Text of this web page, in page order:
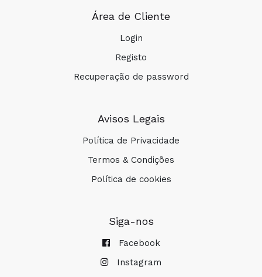
Área de Cliente
Login
Registo
Recuperação de password
Avisos Legais
Política de Privacidade
Termos & Condições
Política de cookies
Siga-nos
Facebook
Instagram